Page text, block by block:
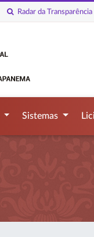
Radar da Transparência
Sistemas